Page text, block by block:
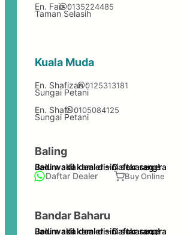
En. Faiz :0135224485
Taman Selasih
Kuala Muda
En. Shafizan :0125313181
Sungai Petani
En. Shafri :0105084125
Sungai Petani
Baling
Belum ada dealer – Daftar segera
Jadi wakil kami disini sekarang!
Daftar Dealer
Buy Online
Bandar Baharu
Belum ada dealer – Daftar segera
Jadi wakil kami disini sekarang!